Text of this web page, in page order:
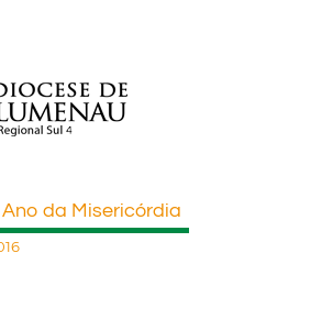
da Misericórdia